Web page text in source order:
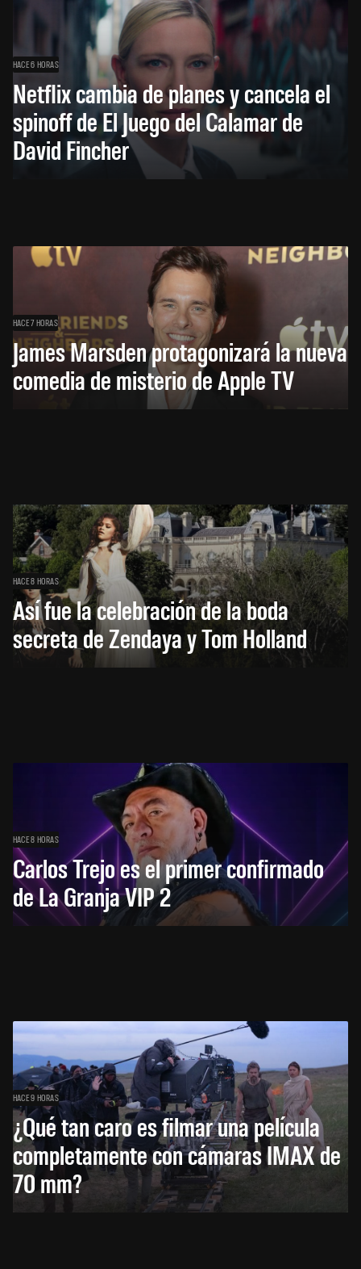
HACE 6 HORAS
Netflix cambia de planes y cancela el
spinoff de El Juego del Calamar de
David Fincher
HACE 7 HORAS
James Marsden protagonizará la nueva
comedia de misterio de Apple TV
HACE 8 HORAS
Así fue la celebración de la boda
secreta de Zendaya y Tom Holland
HACE 8 HORAS
Carlos Trejo es el primer confirmado
de La Granja VIP 2
HACE 9 HORAS
¿Qué tan caro es filmar una película
completamente con cámaras IMAX de
70 mm?